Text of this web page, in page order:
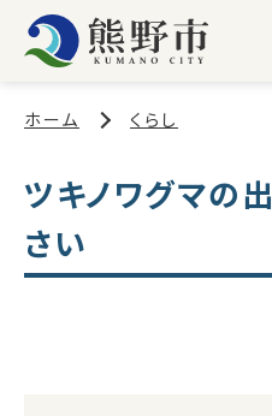
ホーム くらし
ツキノワグマの
さい